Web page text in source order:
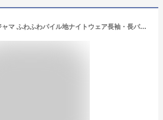
ケーズアイ ペアパジャマ ふわふわパイル地ナイトウェア長袖・長パンツ 春秋向き素材